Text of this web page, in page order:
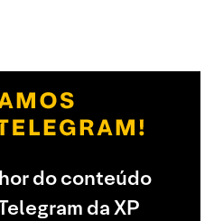
do conteúdo
da XP